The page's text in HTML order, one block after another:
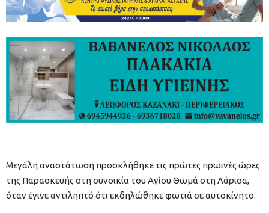
Μεγάλη αναστάτωση προσκλήθηκε τις πρώτες πρωινές ώρες
της Παρασκευής στη συνοικία του Αγίου Θωμά στη Λάρισα,
όταν έγινε αντιληπτό ότι εκδηλώθηκε φωτιά σε αυτοκίνητο.